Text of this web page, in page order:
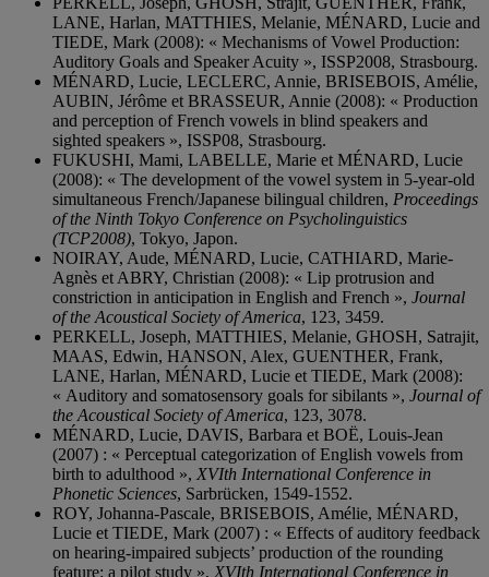
LANE, Harlan, MATTHIES, Melanie, MÉNARD, Lucie and
TIEDE, Mark (2008): « Mechanisms of Vowel Production:
Auditory Goals and Speaker Acuity », ISSP2008, Strasbourg.
MÉNARD, Lucie, LECLERC, Annie, BRISEBOIS, Amélie,
AUBIN, Jérôme et BRASSEUR, Annie (2008): « Production
and perception of French vowels in blind speakers and
sighted speakers », ISSP08, Strasbourg.
FUKUSHI, Mami, LABELLE, Marie et MÉNARD, Lucie
(2008): « The development of the vowel system in 5-year-old
simultaneous French/Japanese bilingual children, Proceedings
of the Ninth Tokyo Conference on Psycholinguistics
(TCP2008), Tokyo, Japon.
NOIRAY, Aude, MÉNARD, Lucie, CATHIARD, Marie-
Agnès et ABRY, Christian (2008): « Lip protrusion and
constriction in anticipation in English and French », Journal
of the Acoustical Society of America, 123, 3459.
PERKELL, Joseph, MATTHIES, Melanie, GHOSH, Satrajit,
MAAS, Edwin, HANSON, Alex, GUENTHER, Frank,
LANE, Harlan, MÉNARD, Lucie et TIEDE, Mark (2008):
« Auditory and somatosensory goals for sibilants », Journal of
the Acoustical Society of America, 123, 3078.
MÉNARD, Lucie, DAVIS, Barbara et BOË, Louis-Jean
(2007) : « Perceptual categorization of English vowels from
birth to adulthood », XVIth International Conference in
Phonetic Sciences, Sarbrücken, 1549-1552.
ROY, Johanna-Pascale, BRISEBOIS, Amélie, MÉNARD,
Lucie et TIEDE, Mark (2007) : « Effects of auditory feedback
on hearing-impaired subjects’ production of the rounding
feature: a pilot study », XVIth International Conference in